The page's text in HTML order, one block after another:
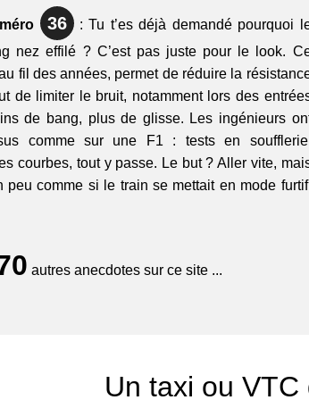
36 : Tu t’es déjà demandé pourquoi
nez effilé ? C’est pas juste pour le look.
fil des années, permet de réduire la
de limiter le bruit, notamment lors des
de bang, plus de glisse. Les ingénieurs
comme sur une F1 : tests en
courbes, tout y passe. Le but ? Aller vite,
peu comme si le train se mettait en mode
autres anecdotes sur ce site ...
Un taxi ou